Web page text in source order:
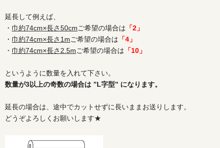
延長して例えば、
・ 巾約74cm×長さ50cmご希望の場合は 「2」
・ 巾約74cm×長さ1mご希望の場合は 「4」
・ 巾約74cm×長さ2.5mご希望の場合は 「10」
というように数量を入れて下さい。
数量が3以上の奇数の場合は ”L字型” になります。
延長の場合は、途中でカットせずに長いままお送りします。
どうぞよろしくお願いします★